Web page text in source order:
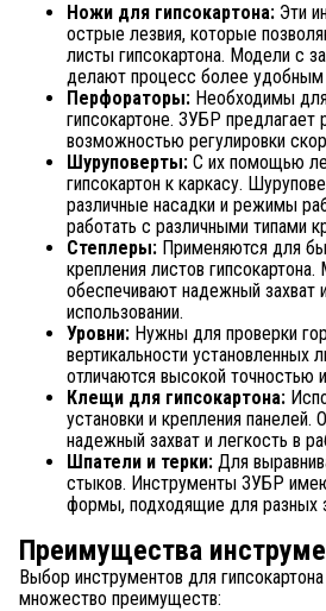
Ножи для гипсокартона: Эти
острые лезвия, которые
листы гипсокартона. Модели с
делают процесс более
Перфораторы: Необходимы
гипсокартоне. ЗУБР предлагает
возможностью регулировки
Шуруповерты: С их помощью
гипсокартон к каркасу.
различные насадки и режимы
работать с различными типами
Степлеры: Применяются для
крепления листов
обеспечивают надежный захват
использовании.
Уровни: Нужны для проверки
вертикальности установленных
отличаются высокой точностью
Клещи для гипсокартона:
установки и крепления панелей.
надежный захват и легкость в
Шпатели и терки: Для
стыков. Инструменты ЗУБР
формы, подходящие для разных
Преимущества
Выбор инструментов для
множество преимуществ: